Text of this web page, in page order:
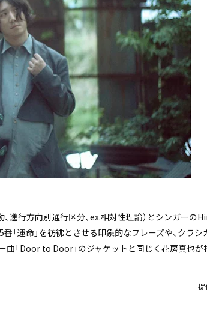
行方向別通行区分、ex.相対性理論）とシンガーの
「運命」を彷彿とさせる印象的なフレーズや、クラ
「Door to Door」のジャケットと同じく花房真也が
提